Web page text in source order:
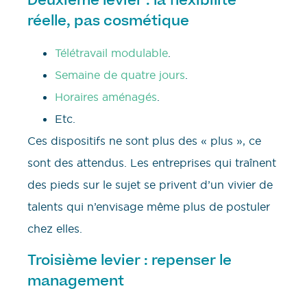
réelle, pas cosmétique
Télétravail modulable.
Semaine de quatre jours.
Horaires aménagés.
Etc.
Ces dispositifs ne sont plus des « plus », ce
sont des attendus. Les entreprises qui traînent
des pieds sur le sujet se privent d’un vivier de
talents qui n’envisage même plus de postuler
chez elles.
Troisième levier : repenser le
management